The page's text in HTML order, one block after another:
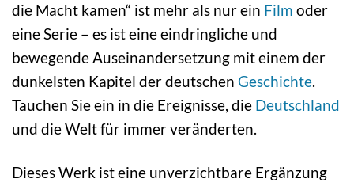
die Macht kamen“ ist mehr als nur ein Film oder
eine Serie – es ist eine eindringliche und
bewegende Auseinandersetzung mit einem der
dunkelsten Kapitel der deutschen Geschichte.
Tauchen Sie ein in die Ereignisse, die Deutschland
und die Welt für immer veränderten.
Dieses Werk ist eine unverzichtbare Ergänzung